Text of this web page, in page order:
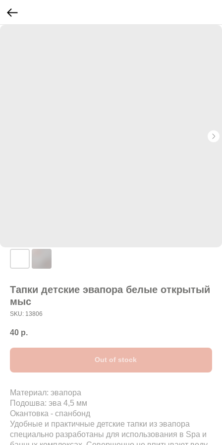
Тапки детские эвапора белые открытый
мыс
SKU: 13806
40 р.
Out of stock
Материал: эвапора
Подошва: эва 4,5 мм
Окантовка - спанбонд
Удобные и практичные детские тапки из эвапора
специально разработаны для использования в Spa и